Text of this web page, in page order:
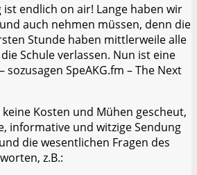
ist endlich on air! Lange haben wir
auch nehmen müssen, denn die
Stunde haben mittlerweile alle
Schule verlassen. Nun ist eine
sozusagen SpeAKG.fm – The Next
Kosten und Mühen gescheut,
informative und witzige Sendung
die wesentlichen Fragen des
z.B.: